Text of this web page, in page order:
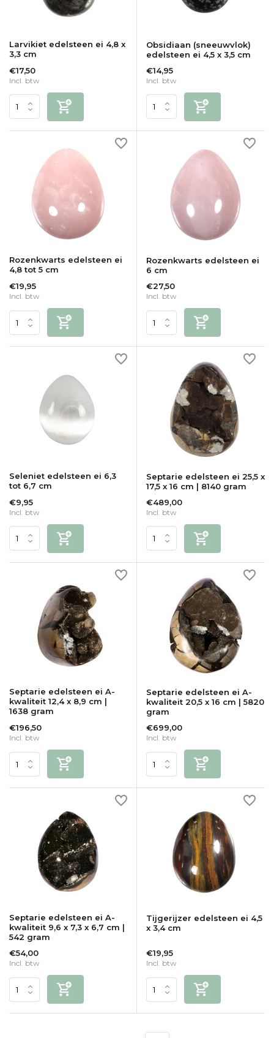
Larvikiet edelsteen ei 4,8 x
3,3 cm
€17,50
Incl. btw
Obsidiaan (sneeuwvlok)
edelsteen ei 4,5 x 3,5 cm
€14,95
Incl. btw
Rozenkwarts edelsteen ei
4,8 tot 5 cm
€19,95
Incl. btw
Rozenkwarts edelsteen ei
6 cm
€27,50
Incl. btw
Seleniet edelsteen ei 6,3
tot 6,7 cm
€9,95
Incl. btw
Septarie edelsteen ei 25,5 x
17,5 x 16 cm | 8140 gram
€489,00
Incl. btw
Septarie edelsteen ei A-
kwaliteit 12,4 x 8,9 cm |
1638 gram
€196,50
Incl. btw
Septarie edelsteen ei A-
kwaliteit 20,5 x 16 cm | 5820
gram
€699,00
Incl. btw
Septarie edelsteen ei A-
kwaliteit 9,6 x 7,3 x 6,7 cm |
542 gram
€54,00
Incl. btw
Tijgerijzer edelsteen ei 4,5
x 3,4 cm
€19,95
Incl. btw